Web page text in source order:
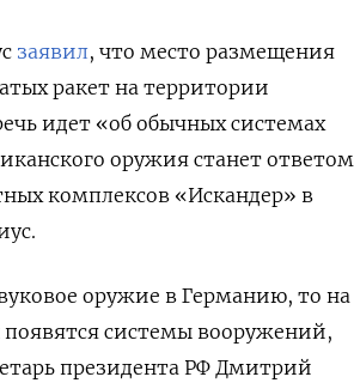
заявил, что место размещения
ракет на территории
идет «об обычных системах
оружия станет ответом
комплексов «Искандер» в
оружие в Германию, то на
системы вооружений,
президента РФ Дмитрий